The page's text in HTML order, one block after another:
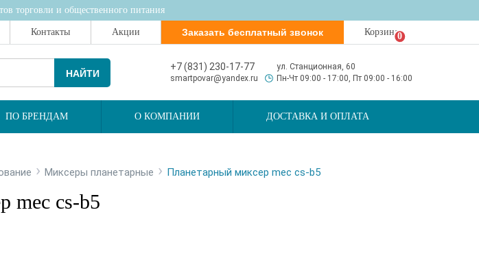
торговли и общественного питания
Контакты Акции Заказать бесплатный звонок Корзина0
НАЙТИ
+7 (831) 230-17-77
ул. Станционная, 60
smartpovar@yandex.ru
Пн-Чт 09:00 - 17:00, Пт 09:00 - 16:00
ПО БРЕНДАМ О КОМПАНИИ ДОСТАВКА И ОПЛАТА
› Миксеры планетарные › Планетарный миксер mec cs-b5
mec cs-b5